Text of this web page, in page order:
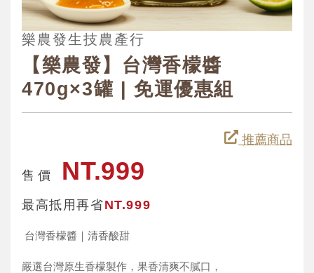
樂農發生技農產行
【樂農發】台灣香檬醬
470g×3罐 | 免運優惠組
推薦商品
售 價 NT.999
最高抵用再省NT.999
台灣香檬醬｜清香酸甜
嚴選台灣原生香檬製作，果香清爽不膩口，